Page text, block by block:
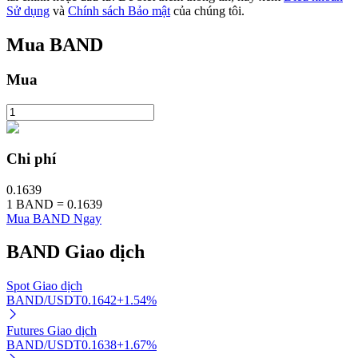
Tìm hiểu về kiếm thu nhập thụ động
Sử dụng và Chính sách Bảo mật của chúng tôi.
Mua BAND
Mua
Chi phí
0.1639
1 BAND = 0.1639
Mua BAND Ngay
BAND Giao dịch
Spot Giao dịch
BAND/USDT0.1642+1.54%
Futures Giao dịch
BAND/USDT0.1638+1.67%